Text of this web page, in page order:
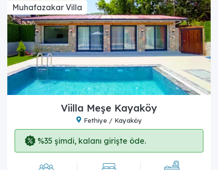
Muhafazakar Villa
Viilla Meşe Kayaköy
Fethiye / Kayaköy
%35 şimdi, kalanı girişte öde.